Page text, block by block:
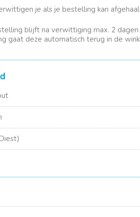
je als je bestelling kan
blijft na verwittiging max. 2
gaat deze automatisch terug in de